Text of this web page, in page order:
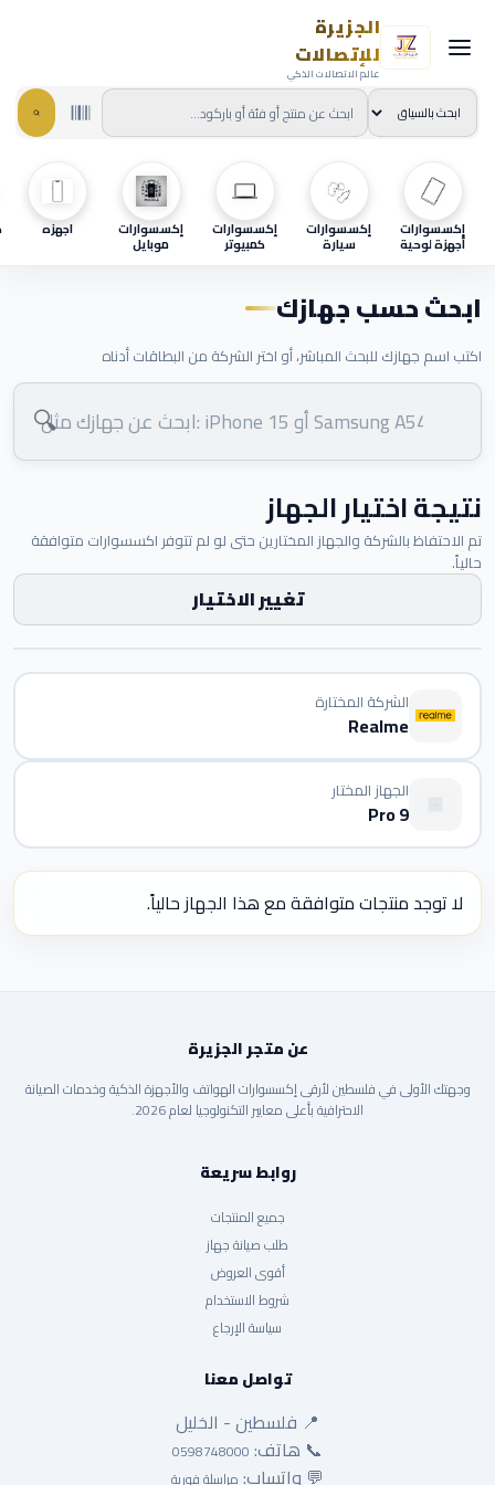
الجزيرة
للإتصالات
عالم الاتصالات الذكي
إكسسوارات
أجهزة لوحية
إكسسوارات
سيارة
إكسسوارات
كمبيوتر
إكسسوارات
موبايل
اجهزه
ابحث حسب جهازك
اكتب اسم جهازك للبحث المباشر، أو اختر الشركة من البطاقات أدناه
🔍
نتيجة اختيار الجهاز
تم الاحتفاظ بالشركة والجهاز المختارين حتى لو لم تتوفر اكسسوارات متوافقة
حالياً.
تغيير الاختيار
الشركة المختارة
Realme
الجهاز المختار
9 Pro
لا توجد منتجات متوافقة مع هذا الجهاز حالياً.
عن متجر الجزيرة
وجهتك الأولى في فلسطين لأرقى إكسسوارات الهواتف والأجهزة الذكية وخدمات الصيانة
الاحترافية بأعلى معايير التكنولوجيا لعام 2026.
روابط سريعة
جميع المنتجات
طلب صيانة جهاز
أقوى العروض
شروط الاستخدام
سياسة الإرجاع
تواصل معنا
📍 فلسطين - الخليل
📞 هاتف: 0598748000
💬 واتساب: مراسلة فورية